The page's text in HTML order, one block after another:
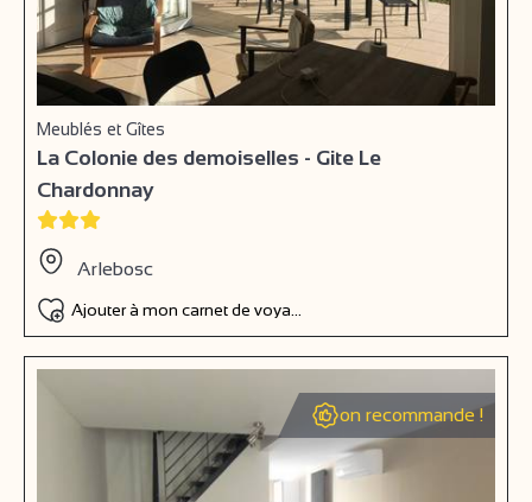
Meublés et Gîtes
La Colonie des demoiselles - Gite Le
Chardonnay
Arlebosc
Ajouter à mon carnet de voyage
on recommande !